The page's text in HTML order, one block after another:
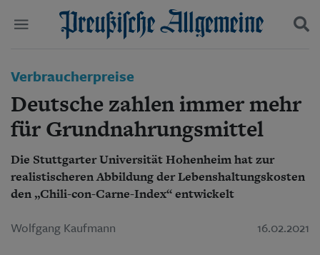
Wirtschaft
Panorama
Gesellschaft
Leben
Geschichte
Ostpreußen
Pommern
Suchen und finden
Verbraucherpreise
Deutsche zahlen immer mehr
für Grundnahrungsmittel
Die Stuttgarter Universität Hohenheim hat zur
realistischeren Abbildung der Lebenshaltungskosten
den „Chili-con-Carne-Index“ entwickelt
Wolfgang Kaufmann 16.02.2021